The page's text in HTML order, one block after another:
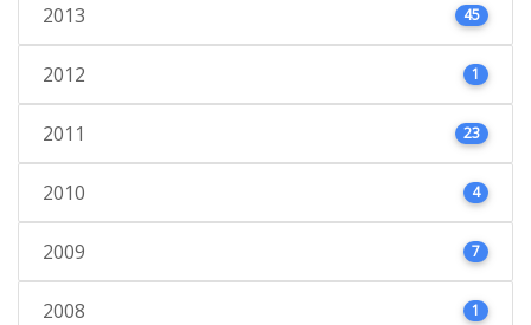
2013 45
2012 1
2011 23
2010 4
2009 7
2008 1